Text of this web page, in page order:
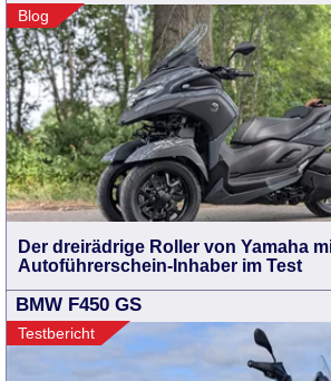
Blog
Der dreirädrige Roller von Yamaha
Autoführerschein-Inhaber im Test
BMW F450 GS
Testbericht